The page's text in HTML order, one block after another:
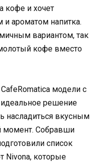
кофе и хочет
и ароматом напитка.
вариантом, так
кофе вместо
модели с
решение
насладиться вкусным
момент. Собравши
список
Nivona, которые